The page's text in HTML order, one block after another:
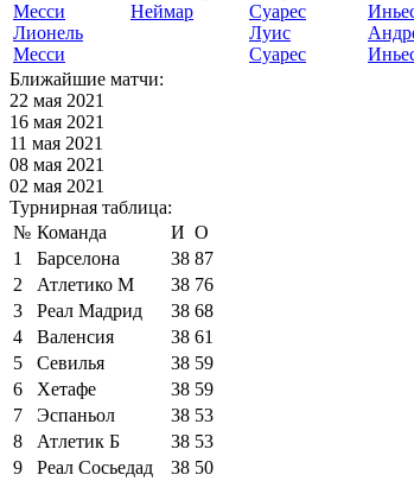
Лионель
Месси
Неймар
Луис
Суарес
Ближайшие матчи:
22 мая 2021
16 мая 2021
11 мая 2021
08 мая 2021
02 мая 2021
Турнирная таблица:
№ Команда И О
1
Барселона 38 87
2
Атлетико М 38 76
3
Реал Мадрид 38 68
4
Валенсия 38 61
5
Севилья 38 59
6
Хетафе 38 59
7
Эспаньол 38 53
8
Атлетик Б 38 53
9
Реал Сосьедад 38 50